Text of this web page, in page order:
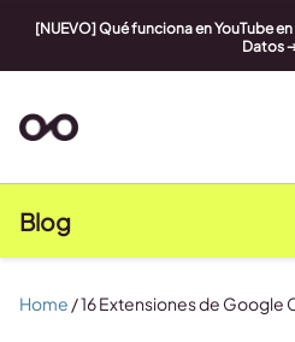
[NUEVO] Qué funciona en YouTube
Datos
Blog
Home /16 Extensiones de Google